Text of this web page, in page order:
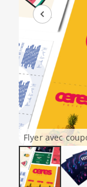
Flyer avec